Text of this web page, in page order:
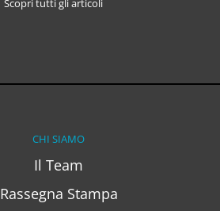
Scopri tutti gli articoli
CHI SIAMO
Il Team
Rassegna Stampa